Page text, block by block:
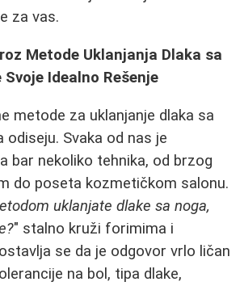
za vas.
Metode Uklanjanja Dlaka sa
Idealno Rešenje
metode za uklanjanje dlaka sa
Svaka od nas je
bar nekoliko tehnika, od brzog
do poseta kozmetičkom salonu.
uklanjate dlake sa noga,
" stalno kruži forimima i
se da je odgovor vrlo ličan
na bol, tipa dlake,